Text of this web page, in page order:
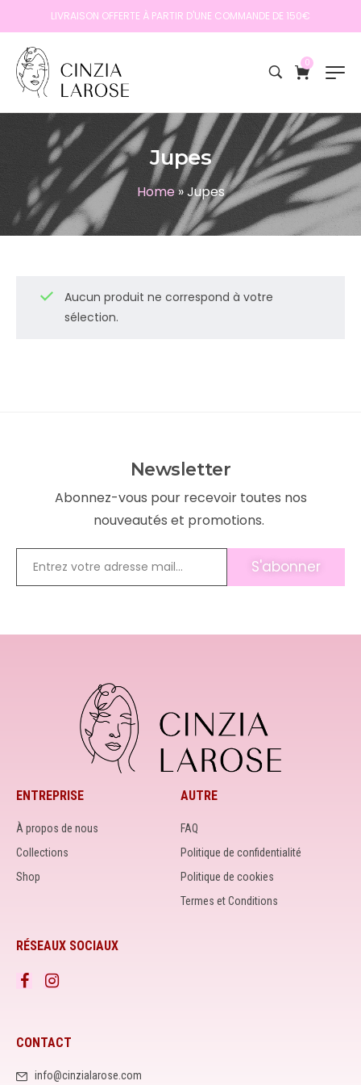
LIVRAISON OFFERTE À PARTIR D'UNE COMMANDE DE 150€
0
Jupes
Home»Jupes
Aucun produit ne correspond à votre
sélection.
Newsletter
Abonnez-vous pour recevoir toutes nos
nouveautés et promotions.
S'abonner
ENTREPRISE
À propos de nous
Collections
Shop
AUTRE
FAQ
Politique de confidentialité
Politique de cookies
Termes et Conditions
RÉSEAUX SOCIAUX
CONTACT
info@cinzialarose.com